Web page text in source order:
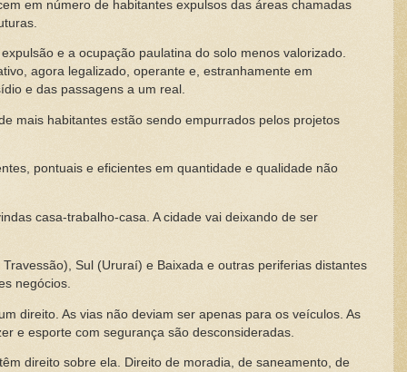
em número de habitantes expulsos das áreas chamadas
e a ocupação paulatina do solo menos valorizado.
agora legalizado, operante e, estranhamente em
e das passagens a um real.
mais habitantes estão sendo empurrados pelos projetos
pontuais e eficientes em quantidade e qualidade não
casa-trabalho-casa. A cidade vai deixando de ser
Sul (Ururaí) e Baixada e outras periferias distantes
negócios.
direito. As vias não deviam ser apenas para os veículos. As
e esporte com segurança são desconsideradas.
direito sobre ela. Direito de moradia, de saneamento, de